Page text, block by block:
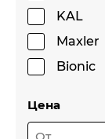
KAL
Maxler
Bionic
Цена